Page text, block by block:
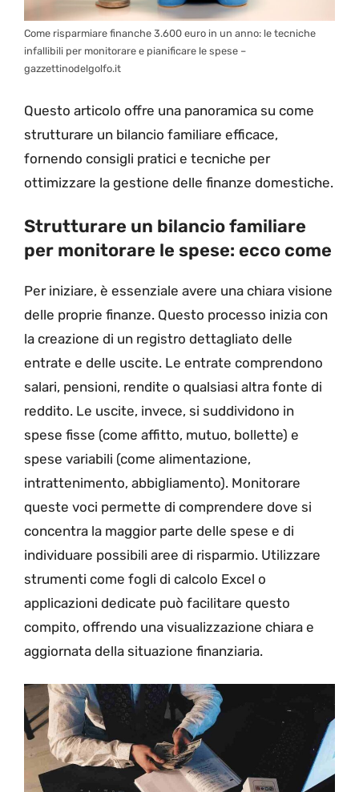
Come risparmiare finanche 3.600 euro in un anno: le tecniche
infallibili per monitorare e pianificare le spese –
gazzettinodelgolfo.it
Questo articolo offre una panoramica su come
strutturare un bilancio familiare efficace,
fornendo consigli pratici e tecniche per
ottimizzare la gestione delle finanze domestiche.
Strutturare un bilancio familiare
per monitorare le spese: ecco come
Per iniziare, è essenziale avere una chiara visione
delle proprie finanze. Questo processo inizia con
la creazione di un registro dettagliato delle
entrate e delle uscite. Le entrate comprendono
salari, pensioni, rendite o qualsiasi altra fonte di
reddito. Le uscite, invece, si suddividono in
spese fisse (come affitto, mutuo, bollette) e
spese variabili (come alimentazione,
intrattenimento, abbigliamento). Monitorare
queste voci permette di comprendere dove si
concentra la maggior parte delle spese e di
individuare possibili aree di risparmio. Utilizzare
strumenti come fogli di calcolo Excel o
applicazioni dedicate può facilitare questo
compito, offrendo una visualizzazione chiara e
aggiornata della situazione finanziaria.